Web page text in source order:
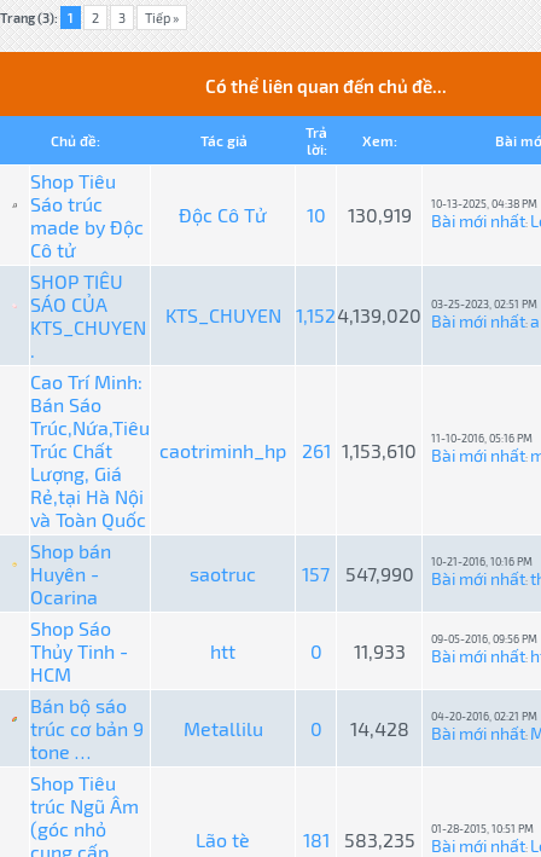
Trang (3): 1 2 3 Tiếp »
Có thể liên quan đến chủ đề...
Chủ đề: Tác giả
Trả
lời:
Xem: Bài
Shop Tiêu
Sáo trúc
made by Độc
Cô tử
Độc Cô Tử 10 130,919 10-13-2025, 04:38 PM
Bài mới nhất:
SHOP TIÊU
SÁO CỦA
KTS_CHUYEN
.
KTS_CHUYEN 1,1524,139,020 03-25-2023, 02:51 PM
Bài mới nhất:
Cao Trí Minh:
Bán Sáo
Trúc,Nứa,Tiêu
Trúc Chất
Lượng, Giá
Rẻ,tại Hà Nội
và Toàn Quốc
caotriminh_hp 261 1,153,610
11-10-2016, 05:16 PM
Bài mới nhất:
Shop bán
Huyên -
Ocarina
saotruc 157 547,990
10-21-2016, 10:16 PM
Bài mới nhất:
Shop Sáo
Thủy Tinh -
HCM
htt 0 11,933
09-05-2016, 09:56 PM
Bài mới nhất:
Bán bộ sáo
trúc cơ bản 9
tone …
Metallilu 0 14,428
04-20-2016, 02:21 PM
Bài mới nhất:
Shop Tiêu
trúc Ngũ Âm
(góc nhỏ
cung cấp
Lão tè 181 583,235 01-28-2015, 10:51 PM
Bài mới nhất: